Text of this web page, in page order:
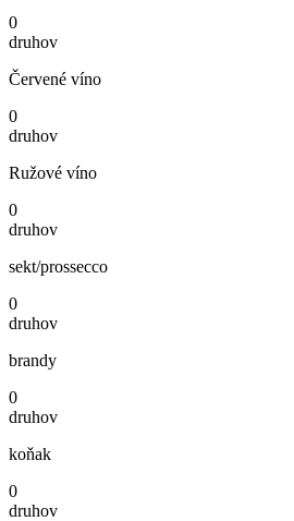
0
druhov
Červené víno
0
druhov
Ružové víno
0
druhov
sekt/prossecco
0
druhov
brandy
0
druhov
koňak
0
druhov